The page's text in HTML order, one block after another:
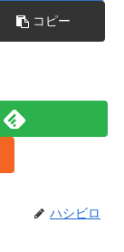
コピー
ハシビロ